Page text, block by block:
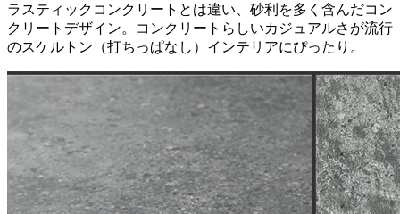
ラスティックコンクリートとは違い、砂利を多く含んだコン
クリートデザイン。コンクリートらしいカジュアルさが流行
のスケルトン（打ちっぱなし）インテリアにぴったり。